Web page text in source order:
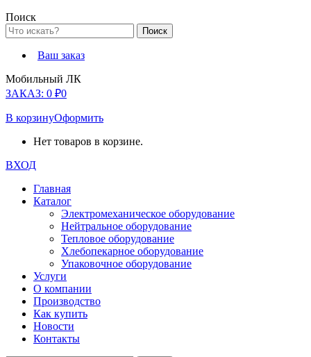
Поиск
Ваш заказ
Мобильный ЛК
ЗАКАЗ: 0 ₽0
В корзинуОформить
Нет товаров в корзине.
ВХОД
Главная
Каталог
Электромеханическое оборудование
Нейтральное оборудование
Тепловое оборудование
Хлебопекарное оборудование
Упаковочное оборудование
Услуги
О компании
Производство
Как купить
Новости
Контакты